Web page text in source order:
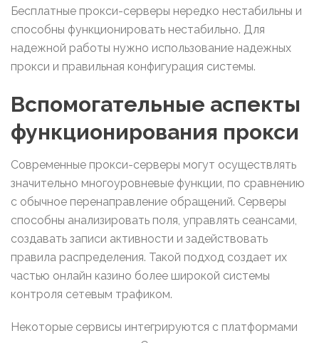
Бесплатные прокси-серверы нередко нестабильны и
способны функционировать нестабильно. Для
надежной работы нужно использование надежных
прокси и правильная конфигурация системы.
Вспомогательные аспекты
функционирования прокси
Современные прокси-серверы могут осуществлять
значительно многоуровневые функции, по сравнению
с обычное перенаправление обращений. Серверы
способны анализировать поля, управлять сеансами,
создавать записи активности и задействовать
правила распределения. Такой подход создает их
частью онлайн казино более широкой системы
контроля сетевым трафиком.
Некоторые сервисы интегрируются с платформами